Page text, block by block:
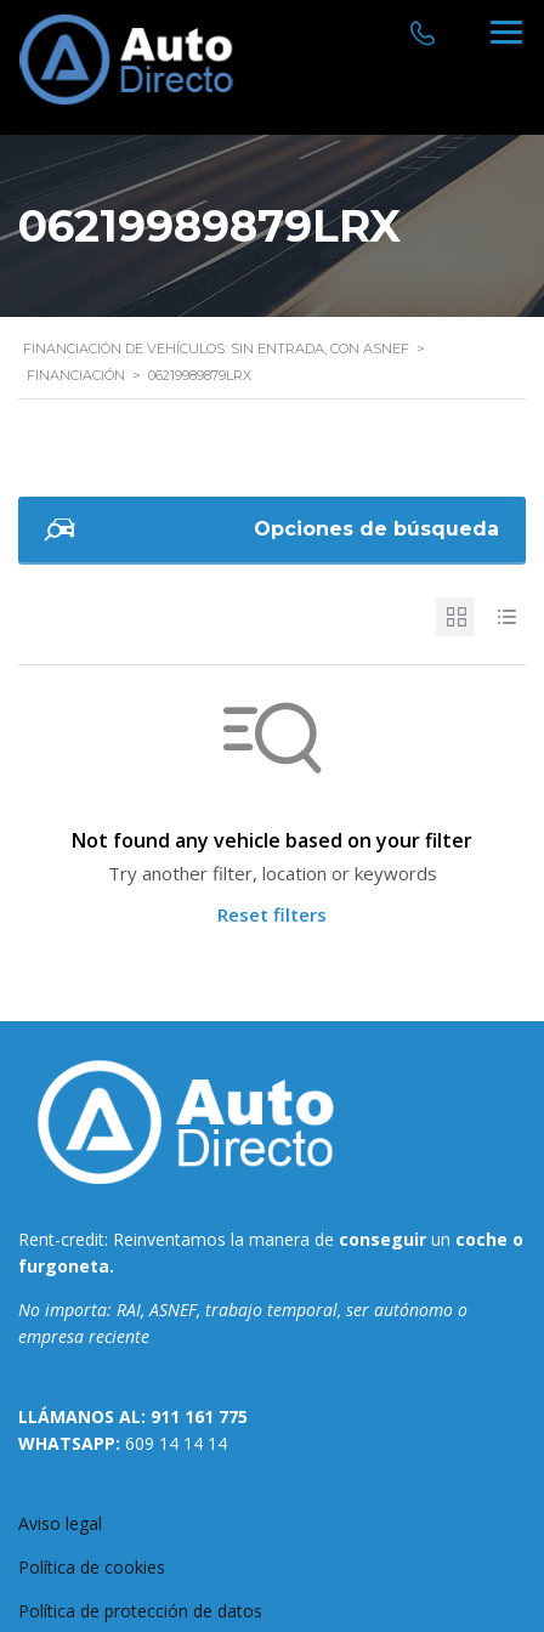
06219989879LRX
FINANCIACIÓN DE VEHÍCULOS: SIN ENTRADA, CON ASNEF >
FINANCIACIÓN > 06219989879LRX
Opciones de búsqueda
Not found any vehicle based on your filter
Try another filter, location or keywords
Reset filters
Rent-credit: Reinventamos la manera de conseguir un coche o
furgoneta.
No importa: RAI, ASNEF, trabajo temporal, ser autónomo o
empresa reciente
LLÁMANOS AL: 911 161 775
WHATSAPP: 609 14 14 14
Aviso legal
Política de cookies
Política de protección de datos